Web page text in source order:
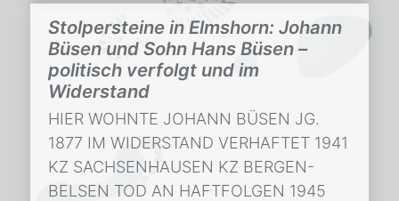
Stolpersteine in Elmshorn: Johann
Büsen und Sohn Hans Büsen –
politisch verfolgt und im
Widerstand
HIER WOHNTE JOHANN BÜSEN JG.
1877 IM WIDERSTAND VERHAFTET 1941
KZ SACHSENHAUSEN KZ BERGEN-
BELSEN TOD AN HAFTFOLGEN 1945